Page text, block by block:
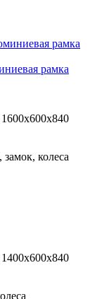
рамка
1600х600х840
колеса
1400х600х840